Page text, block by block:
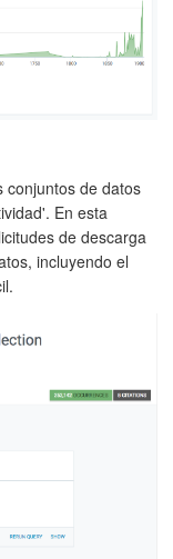
conjuntos de datos
En esta
de descarga
incluyendo el